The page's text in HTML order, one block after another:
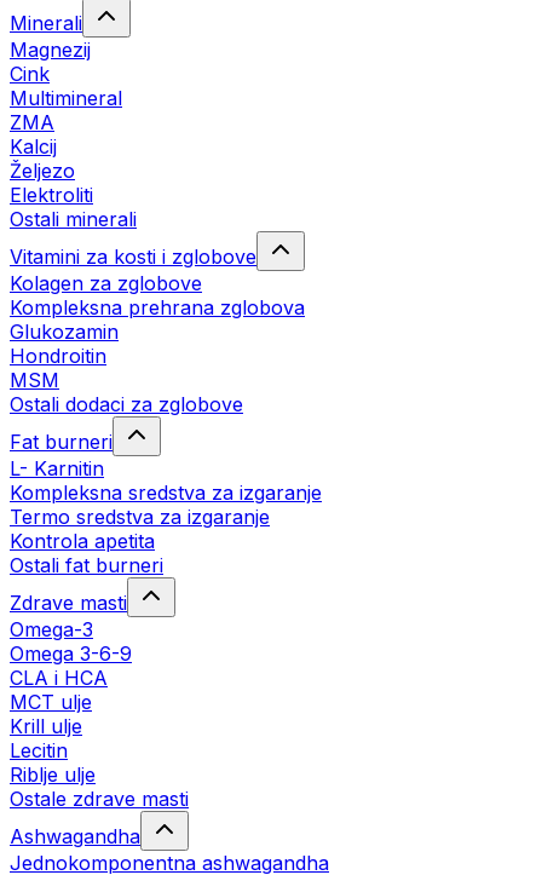
Minerali
Magnezij
Cink
Multimineral
ZMA
Kalcij
Željezo
Elektroliti
Ostali minerali
Vitamini za kosti i zglobove
Kolagen za zglobove
Kompleksna prehrana zglobova
Glukozamin
Hondroitin
MSM
Ostali dodaci za zglobove
Fat burneri
L- Karnitin
Kompleksna sredstva za izgaranje
Termo sredstva za izgaranje
Kontrola apetita
Ostali fat burneri
Zdrave masti
Omega-3
Omega 3-6-9
CLA i HCA
MCT ulje
Krill ulje
Lecitin
Riblje ulje
Ostale zdrave masti
Ashwagandha
Jednokomponentna ashwagandha